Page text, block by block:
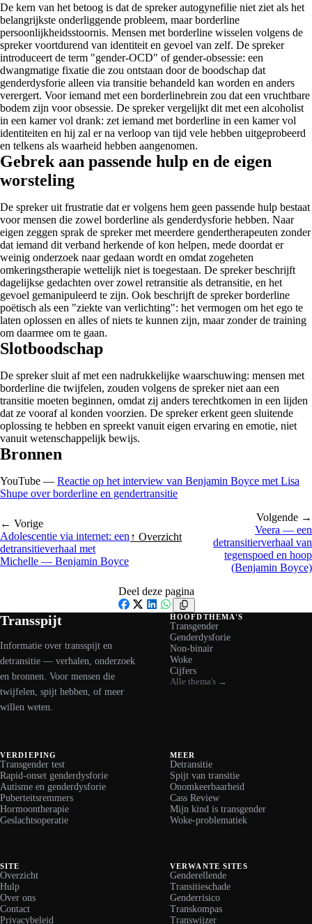
De kern van het betoog is dat de spreker autogynefilie niet ziet als het
belangrijkste onderliggende probleem, maar borderline
persoonlijkheidsstoornis. Mensen met borderline wisselen volgens de
spreker voortdurend van identiteit en gevoel van zelf. De spreker
introduceert de term "gender-OCD" of gender-obsessie: een
dwangmatige fixatie die zou ontstaan door de boodschap dat
genderdysforie alleen via transitie behandeld kan worden en anders
verergert. Voor iemand met een borderlinebrein zou dat een vruchtbare
bodem zijn voor obsessie. De spreker vergelijkt dit met een alcoholist
in een kamer vol drank: zet iemand met borderline in een kamer vol
identiteiten en hij zal er na verloop van tijd vele hebben uitgeprobeerd
en telkens als waarheid hebben aangenomen.
Gebrek aan passende hulp en de eigen
worsteling
De spreker uit frustratie dat er volgens hem geen passende hulp bestaat
voor mensen die zowel borderline als genderdysforie hebben. Naar
eigen zeggen sprak de spreker met meerdere gendertherapeuten zonder
dat iemand dit verband herkende of kon helpen, mede doordat er
weinig onderzoek naar gedaan wordt en omdat zogeheten
omkeringstherapie wettelijk niet is toegestaan. De spreker beschrijft
dagelijkse gedachten over zowel retransitie als detransitie, en het
gevoel gemanipuleerd te zijn. Ook beschrijft de spreker borderline
poëtisch als een "ziekte van verlichting": het vermogen om het ego te
laten oplossen en alles of niets te kunnen zijn, maar zonder de training
om daarmee om te gaan.
Slotboodschap
De spreker sluit af met een nadrukkelijke waarschuwing: mensen met
borderline die twijfelen, zouden volgens de spreker niet aan een
transitie moeten beginnen, omdat zij anders terechtkomen in een lijden
dat ze vooraf al konden voorzien. De spreker erkent geen sluitende
oplossing te hebben en spreekt vanuit eigen ervaring en emotie, niet
vanuit wetenschappelijk bewijs.
Bronnen
YouTube — Reactie op het interview van Benjamin Boyce met Lisa
Shupe over borderline en gendertransitie
← Vorige
Adolescentie via internet: een
detransitieverhaal met
Michelle — Benjamin Boyce
↑ Overzicht
Volgende →
Veera — een
detransitierverhaal van
tegenspoed en hoop
(Benjamin Boyce)
Deel deze pagina
Facebook
X LinkedIn
WhatsApp
Transspijt
Informatie over transspijt en
detransitie — verhalen, onderzoek
en bronnen. Voor mensen die
twijfelen, spijt hebben, of meer
willen weten.
HOOFDTHEMA'S
Transgender
Genderdysforie
Non-binair
Woke
Cijfers
Alle thema's →
VERDIEPING
Transgender test
Rapid-onset genderdysforie
Autisme en genderdysforie
Puberteitsremmers
Hormoontherapie
Geslachtsoperatie
MEER
Detransitie
Spijt van transitie
Onomkeerbaarheid
Cass Review
Mijn kind is transgender
Woke-problematiek
SITE
Overzicht
Hulp
Over ons
Contact
Privacybeleid
VERWANTE SITES
Genderellende
Transitieschade
Genderrisico
Transkompas
Transwijzer